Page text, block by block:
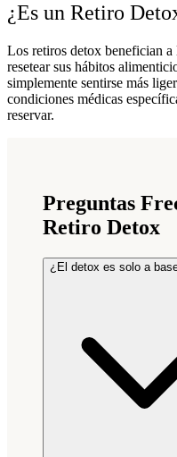
¿Es un Retiro
Los retiros detox benefician
resetear sus hábitos
simplemente sentirse más
condiciones médicas
reservar.
Preguntas
Retiro Detox
¿El detox es solo a